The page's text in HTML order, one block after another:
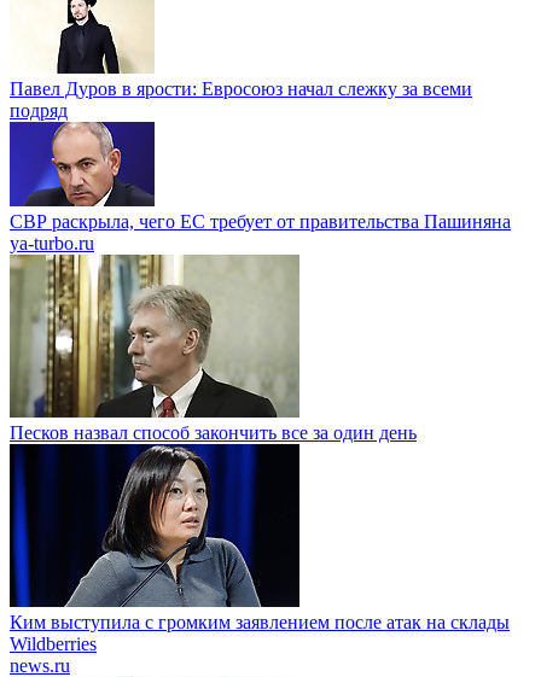
Павел Дуров в ярости: Евросоюз начал слежку за всеми
подряд
СВР раскрыла, чего ЕС требует от правительства Пашиняна
ya-turbo.ru
Песков назвал способ закончить все за один день
Ким выступила с громким заявлением после атак на склады
Wildberries
news.ru